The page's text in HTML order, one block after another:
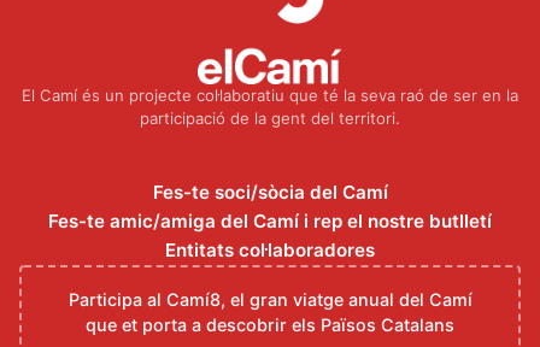
El Camí és un projecte col·laboratiu que té la seva raó de ser en la
participació de la gent del territori.
Fes-te soci/sòcia del Camí
Fes-te amic/amiga del Camí i rep el nostre butlletí
Entitats col·laboradores
Participa al Camí8, el gran viatge anual del Camí
que et porta a descobrir els Països Catalans